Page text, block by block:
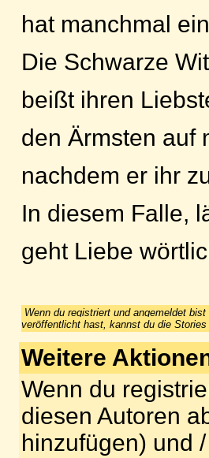
hat manchmal
Die Schwarze
beißt ihren
den Ärmsten auf
nachdem er ihr
In diesem Falle,
geht Liebe
Wenn du registriert und angemeldet
veröffentlicht hast, kannst du die Stories
Weitere
Wenn du
diesen Autoren
hinzufügen) und